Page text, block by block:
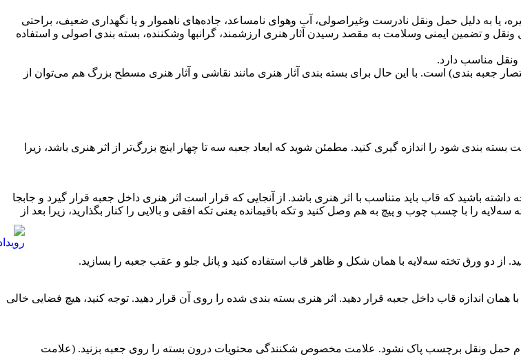
یا به دلیل حمل ونقل نادرست وغیراصولی، آب وهوای نامساعد، جاده‌های ناهموار و یا نگهداری ضعیف، براحتی
و تضمین ایمنی وسلامت به مقصد رسیدن آثار هنری ارزشمند، گرانبها وشکننده، بسته بندی اصولی و استفاده
مناسب دارد.
جعبه بندی) است. با این حال برای بسته بندی آثار هنری مانند نقاشی و آثار هنری مسطح بزرگ هم می‌توان از
بندی شود را اندازه گیری کنید. مطمئن شوید که ابعاد جعبه سه تا چهار اینچ بزرگ‌تر از اثر هنری باشد، زیرا
باشید که قاب باید متناسب با اثر هنری باشد. از آنجایی که قرار است اثر هنری داخل جعبه قرار گیرد و جابجا
را با چسب چوب و پیچ به هم وصل کنید و تکه باقیمانده یعنی تکه افقی و بالایی را کنار بگذارید، زیرا بعد از
دو ورق تخته سه‌لایه با همان شکل و ظاهر قاب استفاده کنید و پانل جلو و عقب جعبه را بسازید.
همان اندازه قاب داخل جعبه قرار دهید. اثر هنری بسته بندی شده را روی آن قرار دهید. توجه کنید، هیچ فضایی خالی
حمل ونقل برچسب پاک نشود. علامت مخصوص شکنندگی محتویات درون بسته را روی جعبه بزنید. (علامت